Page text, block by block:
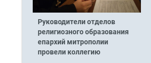
Руководители отделов
религиозного образования
епархий митрополии
провели коллегию